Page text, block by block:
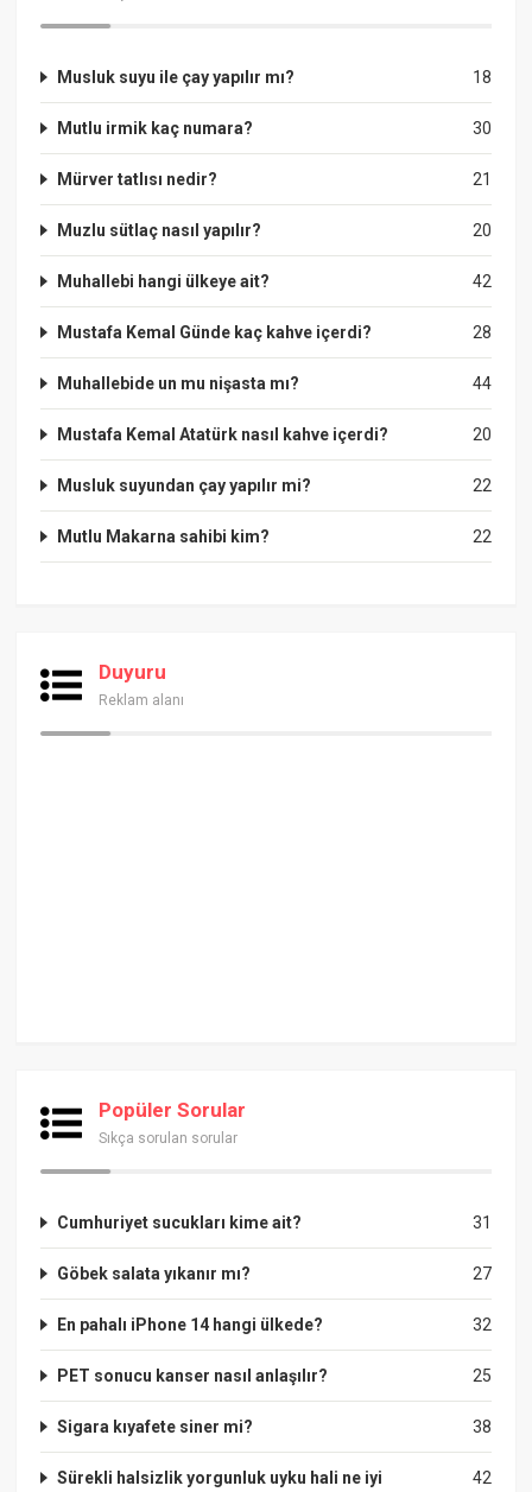
18
Musluk suyu ile çay yapılır mı?
30
Mutlu irmik kaç numara?
21
Mürver tatlısı nedir?
20
Muzlu sütlaç nasıl yapılır?
42
Muhallebi hangi ülkeye ait?
28
Mustafa Kemal Günde kaç kahve içerdi?
44
Muhallebide un mu nişasta mı?
20
Mustafa Kemal Atatürk nasıl kahve içerdi?
22
Musluk suyundan çay yapılır mi?
22
Mutlu Makarna sahibi kim?
Duyuru
Reklam alanı
Popüler Sorular
Sıkça sorulan sorular
31
Cumhuriyet sucukları kime ait?
27
Göbek salata yıkanır mı?
32
En pahalı iPhone 14 hangi ülkede?
25
PET sonucu kanser nasıl anlaşılır?
38
Sigara kıyafete siner mi?
42
Sürekli halsizlik yorgunluk uyku hali ne iyi